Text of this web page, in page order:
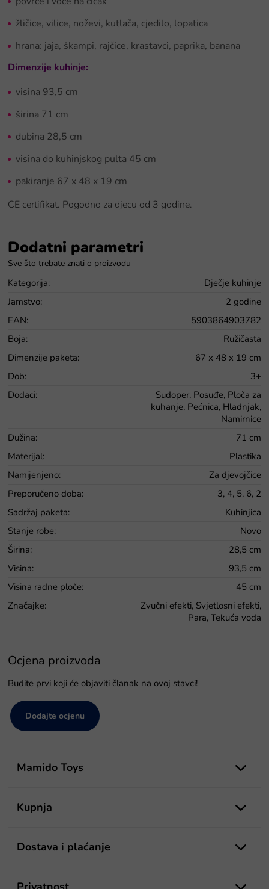
žličice, vilice, noževi, kutlača, cjedilo, lopatica
hrana: jaja, škampi, rajčice, krastavci, paprika, banana
Dimenzije kuhinje:
visina 93,5 cm
širina 71 cm
dubina 28,5 cm
visina do kuhinjskog pulta 45 cm
pakiranje 67 x 48 x 19 cm
CE certifikat. Pogodno za djecu od 3 godine.
Dodatni parametri
Kategorija:
Dječje kuhinje
Jamstvo:
2 godine
EAN:
5903864903782
Boja:
Ružičasta
Dimenzije paketa:
67 x 48 x 19 cm
Dob:
3+
Dodaci:
Sudoper, Posuđe, Ploča za
kuhanje, Pećnica, Hladnjak,
Namirnice
Dužina:
71 cm
Materijal:
Plastika
Namijenjeno:
Za djevojčice
Preporučeno doba:
3, 4, 5, 6, 2
Sadržaj paketa:
Kuhinjica
Stanje robe:
Novo
Širina:
28,5 cm
Visina:
93,5 cm
Visina radne ploče:
45 cm
Značajke:
Zvučni efekti, Svjetlosni efekti,
Para, Tekuća voda
Ocjena proizvoda
Budite prvi koji će objaviti članak na ovoj stavci!
Dodajte ocjenu
Mamido Toys
Kupnja
Dostava i plaćanje